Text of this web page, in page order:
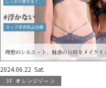
2024.06.22 Sat.
3F オレンジゾーン